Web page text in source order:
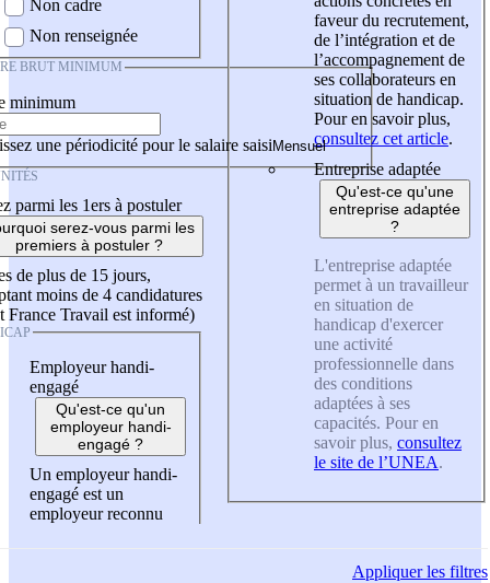
Non cadre
Non renseignée
BRUT MINIMUM
minimum
une périodicité pour le salaire saisi
parmi les 1ers à postuler
serez-vous parmi les
premiers à postuler ?
de plus de 15 jours,
moins de 4 candidatures
France Travail est informé)
Employeur handi-
engagé
Qu'est-ce qu'un
employeur handi-
engagé ?
Un employeur handi-
engagé est un
employeur reconnu
faveur du recrutement,
de l’intégration et de
l’accompagnement de
ses collaborateurs en
situation de handicap.
Pour en savoir plus,
consultez cet article.
Entreprise adaptée
Qu'est-ce qu'une
entreprise adaptée
?
L'entreprise adaptée
permet à un travailleur
en situation de
handicap d'exercer
une activité
professionnelle dans
des conditions
adaptées à ses
capacités. Pour en
savoir plus, consultez
le site de l’UNEA.
Appliquerles filtres